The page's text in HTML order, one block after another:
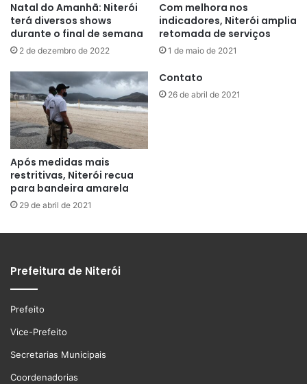
Natal do Amanhã: Niterói
terá diversos shows
durante o final de semana
2 de dezembro de 2022
Com melhora nos
indicadores, Niterói amplia
retomada de serviços
1 de maio de 2021
Após medidas mais
restritivas, Niterói recua
para bandeira amarela
29 de abril de 2021
Contato
26 de abril de 2021
Prefeitura de Niterói
Prefeito
Vice-Prefeito
Secretarias Municipais
Coordenadorias